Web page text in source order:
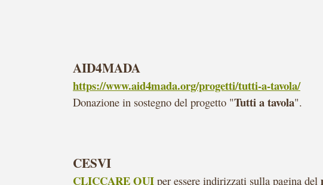
AID4MADA
https://www.aid4mada.org/progetti/tutti-a-tavola/
Donazione in sostegno del progetto "Tutti a tavola".
CESVI
CLICCARE QUI per essere indirizzati sulla pagina del